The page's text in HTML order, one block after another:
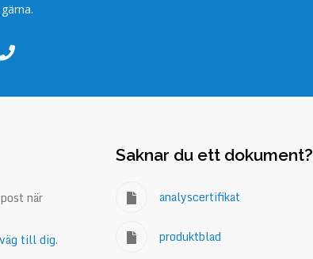
när
till dig.
Saknar du ett dokument?
analyscertifikat
produktblad